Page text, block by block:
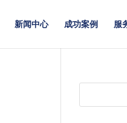
新闻中心 成功案例 服